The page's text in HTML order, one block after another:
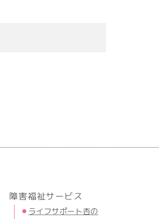
障害福祉サービス
ライフサポート杏の